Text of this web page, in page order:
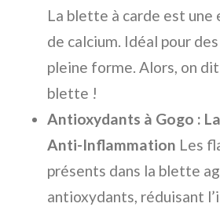
La blette à carde est une
de calcium. Idéal pour
pleine forme. Alors, on
blette !
Antioxydants à Gogo :
Anti-Inflammation Les
présents dans la blette
antioxydants, réduisant